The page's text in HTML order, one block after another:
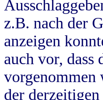
z.B. nach der
anzeigen
auch vor,
vorgenommen
der